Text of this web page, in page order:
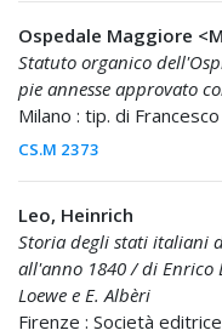
Ospedale Maggiore
Statuto organico
pie annesse approvato
Milano : tip. di
CS.M 2373
Leo, Heinrich
Storia degli stati italiani
all'anno 1840 / di Enrico
Loewe e E. Albèri
Firenze : Società